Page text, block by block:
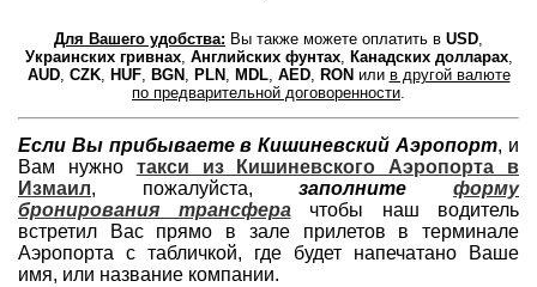
Для Вашего удобства: Вы также можете оплатить в USD,
Украинских гривнах, Английских фунтах, Канадских долларах,
AUD, CZK, HUF, BGN , PLN , MDL, AED, RON или в другой валюте
по предварительной договоренности.
Если Вы прибываете в Кишиневский Аэропорт, и
Вам нужно такси из Кишиневского Аэропорта в
Измаил, пожалуйста,заполнитеформу
бронирования трансферачтобы наш водитель
встретил Вас прямо в зале прилетов в терминале
Аэропорта с табличкой, где будет напечатано Ваше
имя, или название компании.